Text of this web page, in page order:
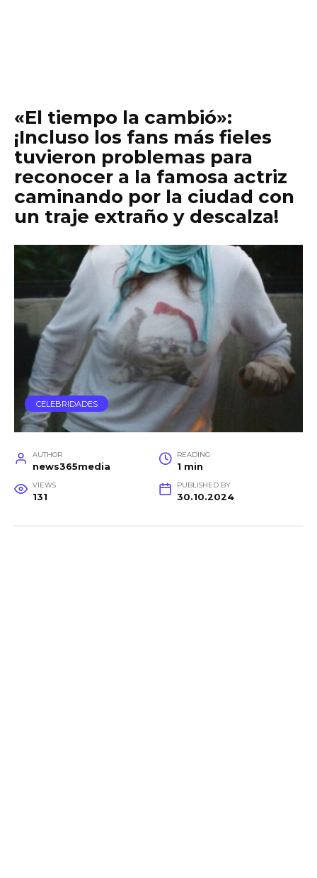
«El tiempo la cambió»:
¡Incluso los fans más fieles
tuvieron problemas para
reconocer a la famosa actriz
caminando por la ciudad con
un traje extraño y descalza!
CELEBRIDADES
AUTHOR
news365media
READING
1 min
VIEWS
131
PUBLISHED BY
30.10.2024